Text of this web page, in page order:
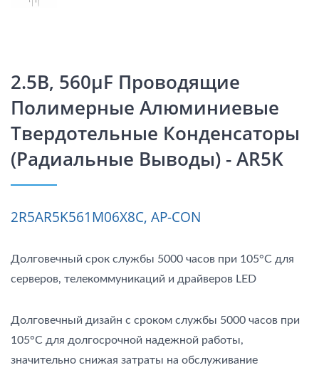
2.5В, 560μF Проводящие
Полимерные Алюминиевые
Твердотельные Конденсаторы
(радиальные Выводы) - AR5K
2R5AR5K561M06X8C, AP-CON
Долговечный срок службы 5000 часов при 105°C для
серверов, телекоммуникаций и драйверов LED
Долговечный дизайн с сроком службы 5000 часов при
105°C для долгосрочной надежной работы,
значительно снижая затраты на обслуживание